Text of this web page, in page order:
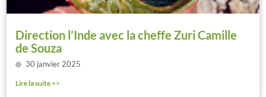
Direction l’Inde avec la cheffe Zuri Camille
de Souza
30 janvier 2025
Lire la suite >>